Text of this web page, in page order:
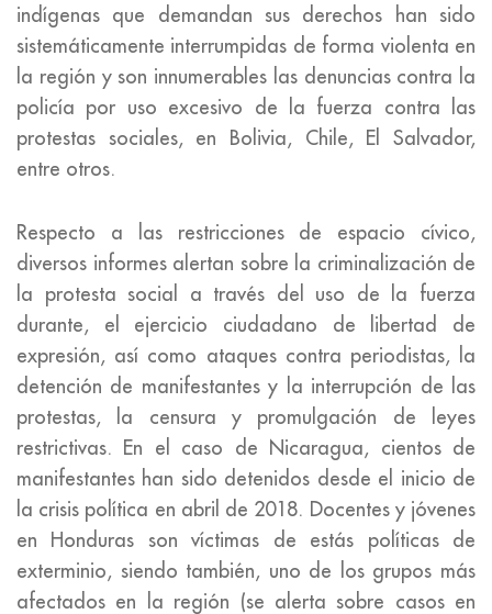
indígenas que demandan sus derechos han sido
sistemáticamente interrumpidas de forma violenta en
la región y son innumerables las denuncias contra la
policía por uso excesivo de la fuerza contra las
protestas sociales, en Bolivia, Chile, El Salvador,
entre otros.
Respecto a las restricciones de espacio cívico,
diversos informes alertan sobre la criminalización de
la protesta social a través del uso de la fuerza
durante, el ejercicio ciudadano de libertad de
expresión, así como ataques contra periodistas, la
detención de manifestantes y la interrupción de las
protestas, la censura y promulgación de leyes
restrictivas. En el caso de Nicaragua, cientos de
manifestantes han sido detenidos desde el inicio de
la crisis política en abril de 2018. Docentes y jóvenes
en Honduras son víctimas de estás políticas de
exterminio, siendo también, uno de los grupos más
afectados en la región (se alerta sobre casos en